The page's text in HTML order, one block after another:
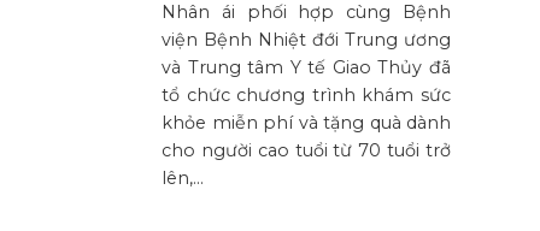
Nhân ái phối hợp cùng Bệnh
viện Bệnh Nhiệt đới Trung ương
và Trung tâm Y tế Giao Thủy đã
tổ chức chương trình khám sức
khỏe miễn phí và tặng quà dành
cho người cao tuổi từ 70 tuổi trở
lên,…